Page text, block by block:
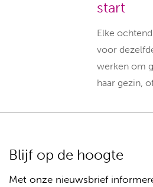
start
Elke
voor
werken om
haar gezin,
Blijf op de hoogte
Met onze nieuwsbrief